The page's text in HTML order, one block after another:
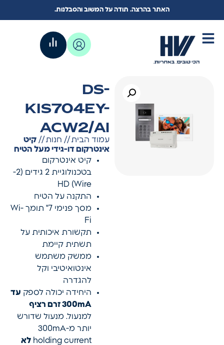
האתר בהרצה. תודה על המשוב והסבלנות.
DS-
KIS704EY-
ACW2/Al
עמוד הבית// חנות//קיט
אינטרקום דו-גידי מעל הטיח
קיט אינטרקום
בטכנולוגיית 2 גידים (2-
Wire) HD
התקנה על הטיח
מסך פנימי 7" תומך Wi-
Fi
תקשורת איכותית על
תשתית קיימת
ממשק משתמש
אינטואיטיבי וקל
להגדרה
היחידה יכולה לספק עד
300mA זרם רציף
למנעול. מנעול שדורש
יותר מ-300mA
holding current לא